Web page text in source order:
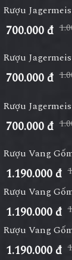
Rượu
700.000 đ
Rượu
700.000 đ
Rượu
700.000 đ
Rượu Vang
1.190.000 đ
Rượu Vang
1.190.000 đ
Rượu Vang
1.190.000 đ